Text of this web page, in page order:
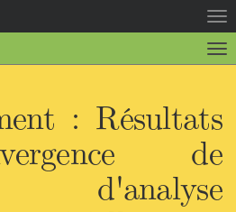
la
la
: Résultats
de
d'analyse